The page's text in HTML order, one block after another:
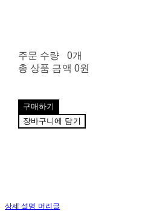
주문 수량
0개
총 상품 금액 0원
구매하기
장바구니에 담기
상세 설명 머리글